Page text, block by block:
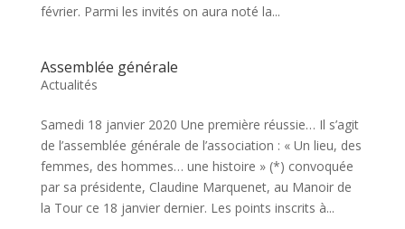
février. Parmi les invités on aura noté la...
Assemblée générale
Actualités
Samedi 18 janvier 2020 Une première réussie… Il s’agit
de l’assemblée générale de l’association : « Un lieu, des
femmes, des hommes… une histoire » (*) convoquée
par sa présidente, Claudine Marquenet, au Manoir de
la Tour ce 18 janvier dernier. Les points inscrits à...